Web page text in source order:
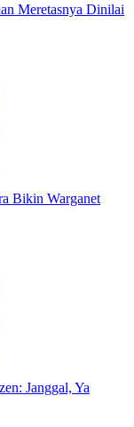
Meretasnya Dinilai
Bikin Warganet
Janggal, Ya